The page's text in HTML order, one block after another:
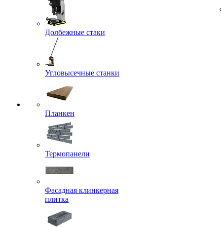
Долбежные стаки
Угловысечные станки
Планкен
Термопанели
Фасадная клинкерная
плитка